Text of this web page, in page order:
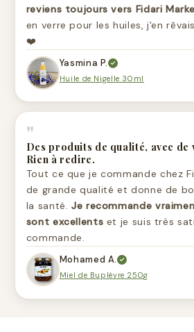
reviens toujours vers Fidari
en verre pour les huiles, j'en
❤️
Yasmina P.
Huile de Nigelle 30ml
"
Des produits de qualité, avec de
Rien à redire.
Tout ce que je commande chez
de grande qualité et donne de
la santé.Je recommande
sont excellents et je suis très
commande.
Mohamed A.
Miel de Buplèvre 250g